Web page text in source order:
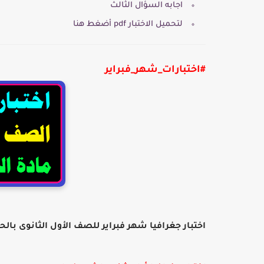
اجابه السؤال الثالث
لتحميل الاختبار pdf أضغط هنا
#اختبارات_شهر_فبراير
اختبار جغرافيا شهر فبراير للصف الأول الثانوى